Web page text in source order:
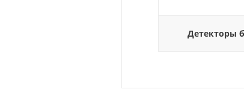
Детекторы